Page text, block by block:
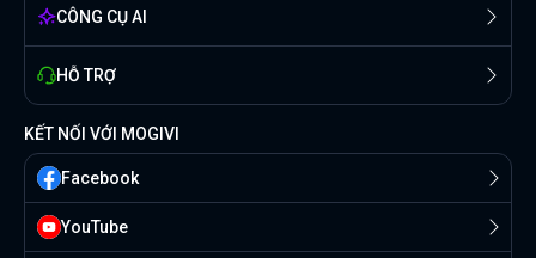
CÔNG CỤ AI
HỖ TRỢ
KẾT NỐI VỚI MOGIVI
Facebook
YouTube